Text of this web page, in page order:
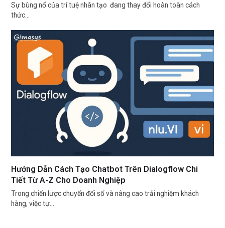
Sự bùng nổ của trí tuệ nhân tạo đang thay đổi hoàn toàn cách
thức…
Hướng Dẫn Cách Tạo Chatbot Trên Dialogflow Chi
Tiết Từ A-Z Cho Doanh Nghiệp
Trong chiến lược chuyển đổi số và nâng cao trải nghiệm khách
hàng, việc tự…